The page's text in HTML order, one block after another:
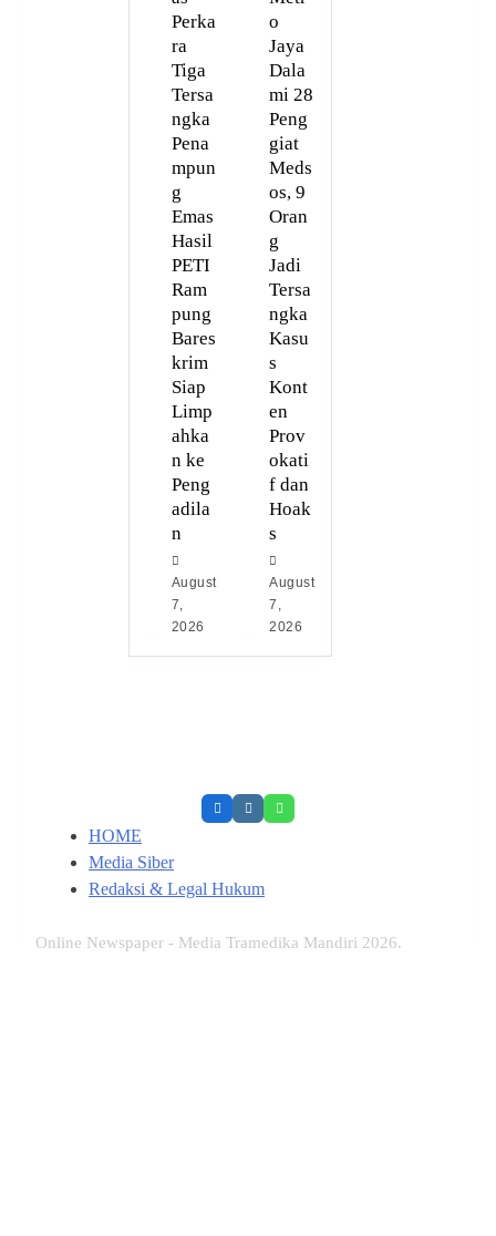
Perka
ra
Tiga
Tersa
ngka
Pena
mpun
g
Emas
Hasil
PETI
Ram
pung
Bares
krim
Siap
Limp
ahka
n ke
Peng
adila
n
August
7,
2026
o
Jaya
Dala
mi 28
Peng
giat
Meds
os, 9
Oran
g
Jadi
Tersa
ngka
Kasu
s
Kont
en
Prov
okati
f dan
Hoak
s
August
7,
2026
HOME
Media Siber
Redaksi & Legal Hukum
Online Newspaper - Media Tramedika Mandiri 2026.